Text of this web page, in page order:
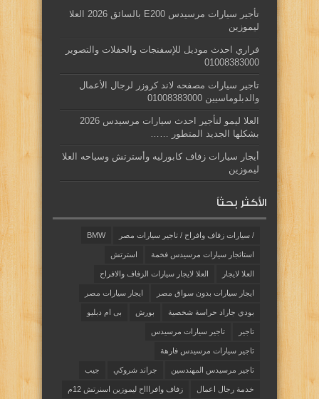
تأجير سيارات مرسيدس E200 بالسائق 2026 العلا
ليموزين
فراري احدث موديل للإسفنجات والحفلات والتصوير
01008383000
تاجير سيارات مصفحه لاند كروزر لرجال الأعمال
والدبلوماسيين 01008383000
العلا ليمو لتأجير احدث سيارات مرسيدس 2026
بشكلها الجديد المتطور ……
أيجار سيارات زفاف كابورليه وأسترتش وسياحه العلا
ليموزين
الأكثر بحثاً
/ سيارات زفاف وافراح / تاجير سيارات مصر BMW
استائجار سيارات مرسيدس فخمة استرتش
العلا لايجار العلا لايجار سيارات الزفاف والافراح
ايجار سيارات بدون سواق مصر ايجار سيارات مصر
بودي جاراد حراسة شخصية بورش بى ام دبليو
تاجير تاجير سيارات مرسيدس
تاجير سيارات مرسيدس فارهة
تاجير مرسيدس المهندسين جراند شروكي جيب
خدمة رجال اعمال زفاف وافراااح ليموزين اسنرتش 12م